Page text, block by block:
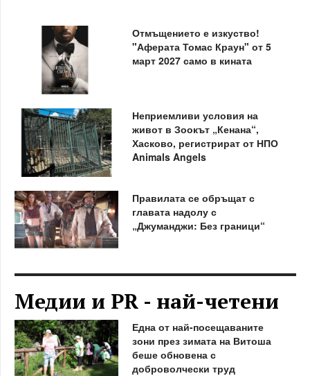
Отмъщението е изкуство!
"Аферата Томас Краун" от 5
март 2027 само в кината
Неприемливи условия на
живот в Зоокът „Кенана“,
Хасково, регистрират от НПО
Animals Angels
Правилата се обръщат с
главата надолу с
„Джуманджи: Без граници“
Медии и PR - най-четени
Една от най-посещаваните
зони през зимата на Витоша
беше обновена с
доброволчески труд